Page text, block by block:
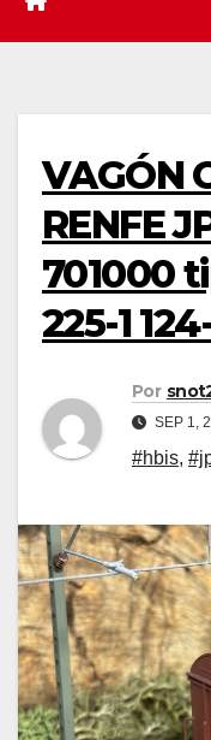
VAGÓN
RENFE
701000
225-1
Por
SEP 1,
#hbis,